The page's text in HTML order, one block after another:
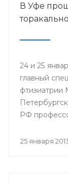
В Уфе
24 и 25
главный
фтизиатрии
РФ
доступы в
25 января